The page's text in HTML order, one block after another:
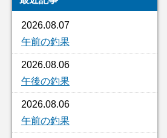
2026.08.07
午前の釣果
2026.08.06
午後の釣果
2026.08.06
午前の釣果